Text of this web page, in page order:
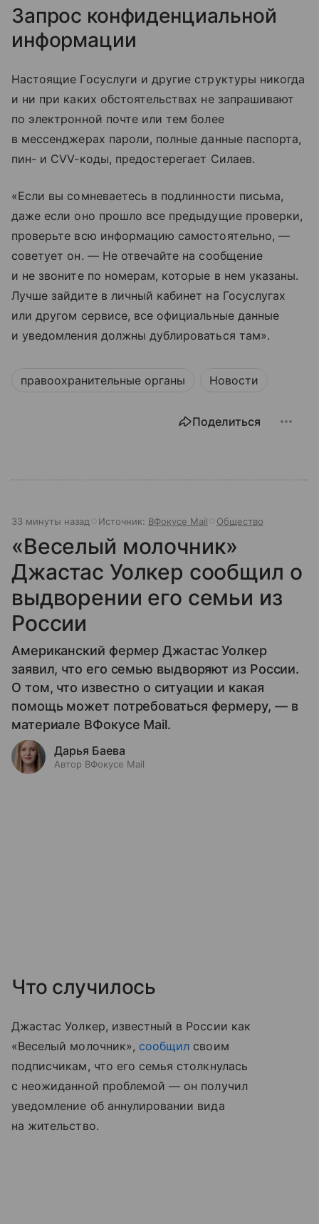
Запрос конфиденциальной
информации
Настоящие Госуслуги и другие структуры никогда
и ни при каких обстоятельствах не запрашивают
по электронной почте или тем более
в мессенджерах пароли, полные данные паспорта,
пин- и CVV-коды, предостерегает Силаев.
«Если вы сомневаетесь в подлинности письма,
даже если оно прошло все предыдущие проверки,
проверьте всю информацию самостоятельно, —
советует он. — Не отвечайте на сообщение
и не звоните по номерам, которые в нем указаны.
Лучше зайдите в личный кабинет на Госуслугах
или другом сервисе, все официальные данные
и уведомления должны дублироваться там».
правоохранительные органы Новости
Поделиться
33 минуты назад Источник: ВФокусе Mail Общество
«Веселый молочник»
Джастас Уолкер сообщил о
выдворении его семьи из
России
Американский фермер Джастас Уолкер
заявил, что его семью выдворяют из России.
О том, что известно о ситуации и какая
помощь может потребоваться фермеру, — в
материале ВФокусе Mail.
Дарья Баева
Автор ВФокусе Mail
Что случилось
Джастас Уолкер, известный в России как
«Веселый молочник», сообщил своим
подписчикам, что его семья столкнулась
с неожиданной проблемой — он получил
уведомление об аннулировании вида
на жительство.